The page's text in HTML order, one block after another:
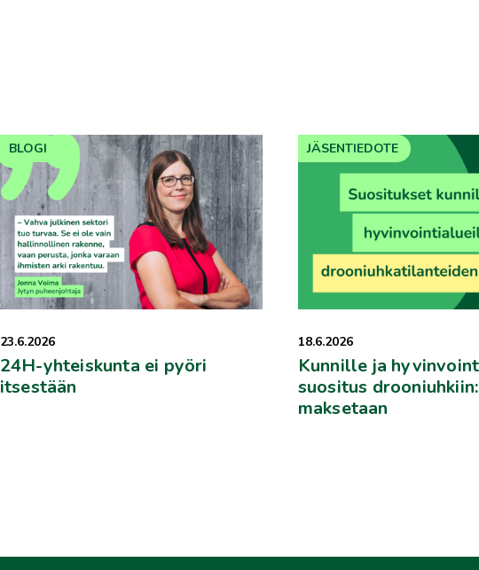
23.6.2026
24H-yhteiskunta ei pyöri
itsestään
BLOGI
18.6.2026
Kunnille ja
suositus
maksetaan
JÄSENTIEDOTE